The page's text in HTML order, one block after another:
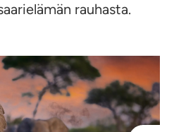
rauhasta.